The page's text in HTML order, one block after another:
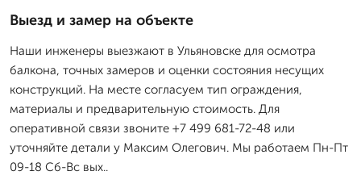
Выезд и замер на объекте
Наши инженеры выезжают в Ульяновске для осмотра
балкона, точных замеров и оценки состояния несущих
конструкций. На месте согласуем тип ограждения,
материалы и предварительную стоимость. Для
оперативной связи звоните +7 499 681-72-48 или
уточняйте детали у Максим Олегович. Мы работаем Пн-Пт
09-18 Сб-Вс вых..